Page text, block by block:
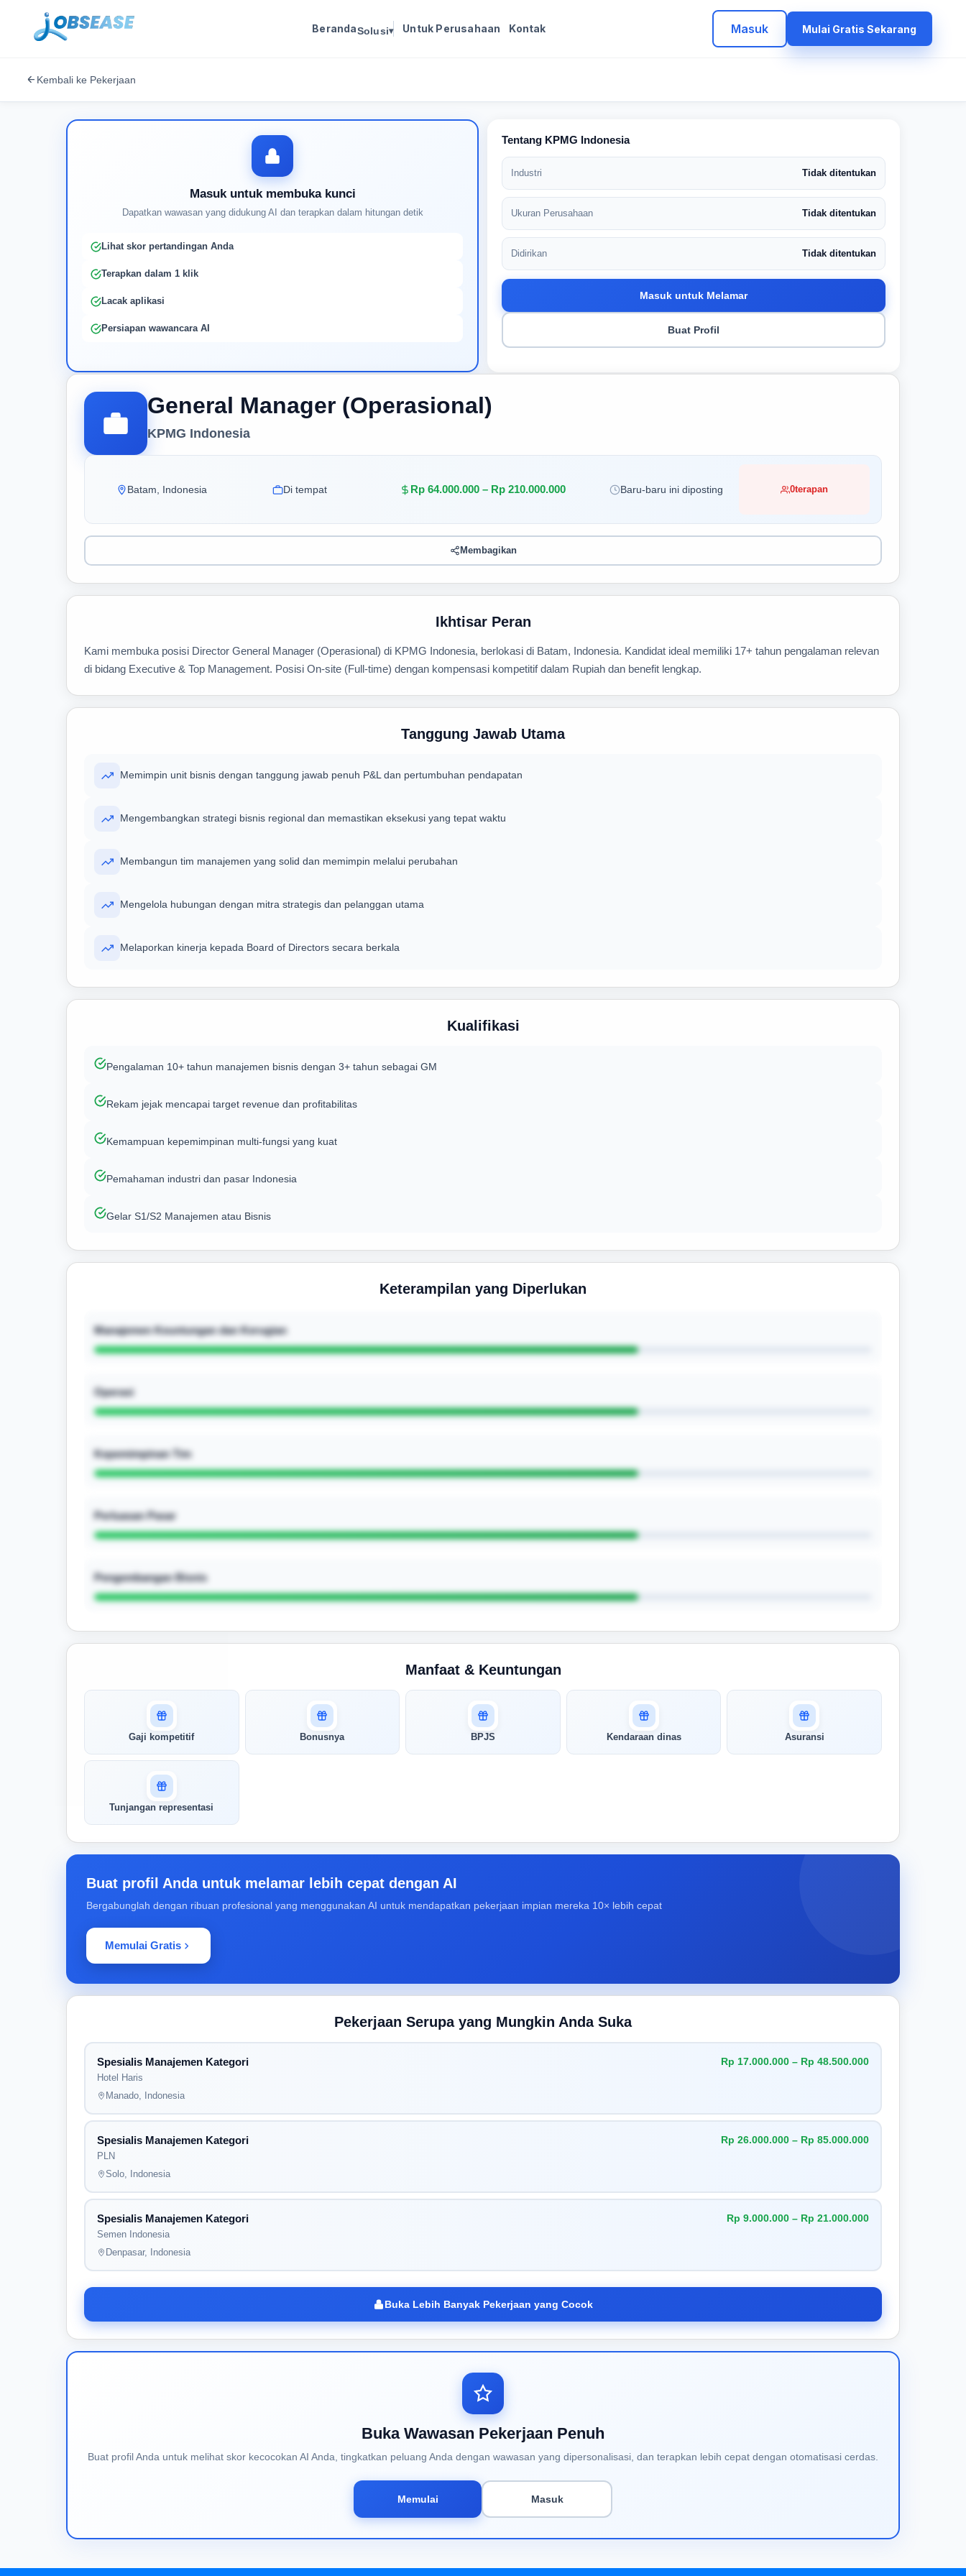
BerandaSolusi▾ Untuk Perusahaan Kontak Masuk Mulai Gratis Sekarang
Kembali ke Pekerjaan
General Manager (Operasional)
KPMG Indonesia
Batam, Indonesia Di tempat Rp 64.000.000 – Rp 210.000.000 Baru-baru ini diposting 0terapan
Membagikan
Ikhtisar Peran
Kami membuka posisi Director General Manager (Operasional) di KPMG Indonesia, berlokasi di Batam, Indonesia. Kandidat ideal memiliki 17+ tahun pengalaman relevan
di bidang Executive & Top Management. Posisi On-site (Full-time) dengan kompensasi kompetitif dalam Rupiah dan benefit lengkap.
Tanggung Jawab Utama
Memimpin unit bisnis dengan tanggung jawab penuh P&L dan pertumbuhan pendapatan
Mengembangkan strategi bisnis regional dan memastikan eksekusi yang tepat waktu
Membangun tim manajemen yang solid dan memimpin melalui perubahan
Mengelola hubungan dengan mitra strategis dan pelanggan utama
Melaporkan kinerja kepada Board of Directors secara berkala
Kualifikasi
Pengalaman 10+ tahun manajemen bisnis dengan 3+ tahun sebagai GM
Rekam jejak mencapai target revenue dan profitabilitas
Kemampuan kepemimpinan multi-fungsi yang kuat
Pemahaman industri dan pasar Indonesia
Gelar S1/S2 Manajemen atau Bisnis
Keterampilan yang Diperlukan
Manajemen Keuntungan dan Kerugian
Operasi
Kepemimpinan Tim
Perluasan Pasar
Pengembangan Bisnis
pertandingan AI Anda
AI kami menganalisis profil Anda dan
menunjukkan seberapa cocok keahlian
Anda dengan peran ini
Buka Kunci Skor Pertandingan
Manfaat & Keuntungan
Gaji kompetitif Bonusnya BPJS Kendaraan dinas Asuransi
Tunjangan representasi
Buat profil Anda untuk melamar lebih cepat dengan AI
Bergabunglah dengan ribuan profesional yang menggunakan AI untuk mendapatkan pekerjaan impian mereka 10× lebih cepat
Memulai Gratis
Pekerjaan Serupa yang Mungkin Anda Suka
Spesialis Manajemen Kategori
Hotel Haris
Rp 17.000.000 – Rp 48.500.000
Manado, Indonesia
Spesialis Manajemen Kategori
PLN
Rp 26.000.000 – Rp 85.000.000
Solo, Indonesia
Spesialis Manajemen Kategori
Semen Indonesia
Rp 9.000.000 – Rp 21.000.000
Denpasar, Indonesia
Buka Lebih Banyak Pekerjaan yang Cocok
Buka Wawasan Pekerjaan Penuh
Buat profil Anda untuk melihat skor kecocokan AI Anda, tingkatkan peluang Anda dengan wawasan yang dipersonalisasi, dan terapkan lebih cepat dengan otomatisasi cerdas.
Memulai Masuk
Masuk untuk membuka kunci
Dapatkan wawasan yang didukung AI dan terapkan dalam hitungan detik
Lihat skor pertandingan Anda
Terapkan dalam 1 klik
Lacak aplikasi
Persiapan wawancara AI
Tentang KPMG Indonesia
Industri Tidak ditentukan
Ukuran Perusahaan Tidak ditentukan
Didirikan Tidak ditentukan
Masuk untuk Melamar
Buat Profil